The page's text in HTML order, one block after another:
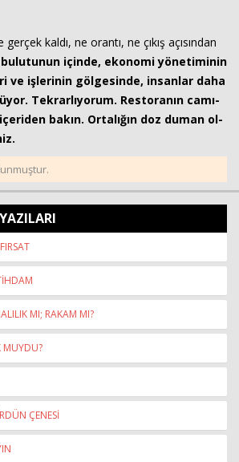
kaldı, ne oran­tı, ne çıkış açı­sın­dan
için­de, eko­no­mi yö­ne­ti­mi­nin
ve iş­le­ri­nin göl­ge­sin­de, in­san­lar daha
Tek­rar­lı­yo­rum. Res­to­ra­nın ca­mı­
bakın. Or­ta­lı­ğın doz duman ol­
MI; RAKAM MI?
MUYDU?
ÇENESİ